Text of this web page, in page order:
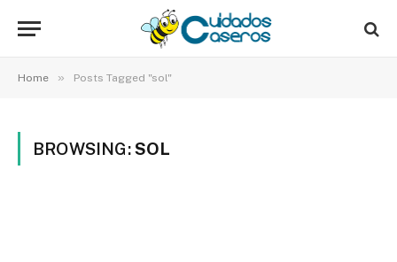
Home » Posts Tagged "sol"
BROWSING:SOL